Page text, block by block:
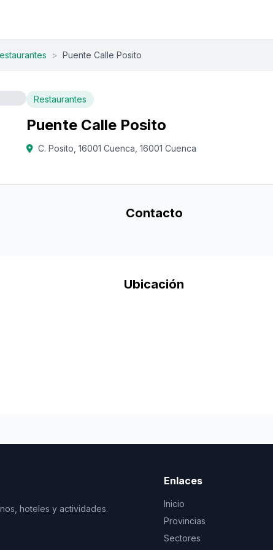
> Puente Calle Posito
Restaurantes
Puente Calle Posito
C. Posito, 16001 Cuenca, 16001 Cuenca
Contacto
Ubicación
hoteles y actividades.
Enlaces
Inicio
Provincias
Sectores